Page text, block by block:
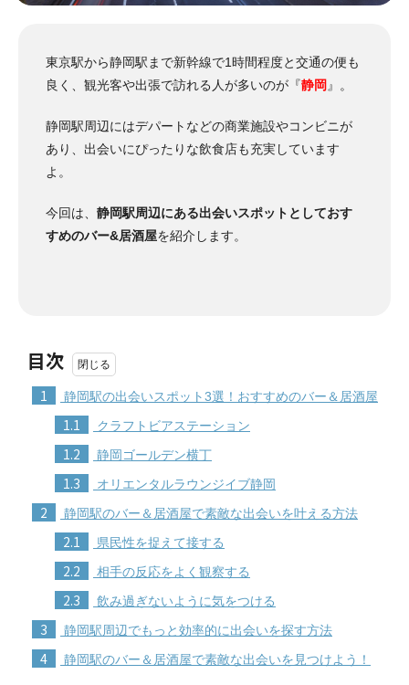
東京駅から静岡駅まで新幹線で1時間程度と交通の便も
良く、観光客や出張で訪れる人が多いのが『静岡 』。
静岡駅周辺にはデパートなどの商業施設やコンビニが
あり、出会いにぴったりな飲食店も充実しています
よ。
今回は、 静岡駅周辺にある出会いスポットとしておす
すめのバー&居酒屋を紹介します。
目次
1 静岡駅の出会いスポット3選！おすすめのバー＆居酒屋
1.1 クラフトビアステーション
1.2 静岡ゴールデン横丁
1.3 オリエンタルラウンジイブ静岡
2 静岡駅のバー＆居酒屋で素敵な出会いを叶える方法
2.1 県民性を捉えて接する
2.2 相手の反応をよく観察する
2.3 飲み過ぎないように気をつける
3 静岡駅周辺でもっと効率的に出会いを探す方法
4 静岡駅のバー＆居酒屋で素敵な出会いを見つけよう！